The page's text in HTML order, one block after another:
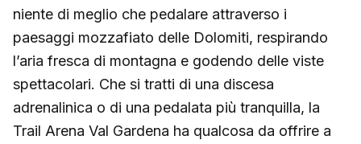
niente di meglio che pedalare attraverso i
paesaggi mozzafiato delle Dolomiti, respirando
l’aria fresca di montagna e godendo delle viste
spettacolari. Che si tratti di una discesa
adrenalinica o di una pedalata più tranquilla, la
Trail Arena Val Gardena ha qualcosa da offrire a